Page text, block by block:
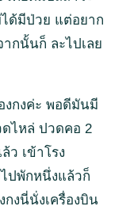
ด้มีป่วย แต่อยาก
กนั้นก็ ละไปเลย
งกงค่ะ พอดีมันมี
ไหล่ ปวดคอ 2
ว เข้าโรง
ปพักหนึ่งแล้วก็
กงนี่นั่งเครื่องบิน